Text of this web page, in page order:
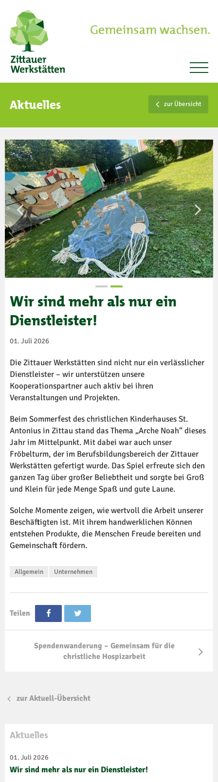
Aktuelles zur Übersicht
Wir sind mehr als nur ein
Dienstleister!
01. Juli 2026
Die Zittauer Werkstätten sind nicht nur ein verlässlicher
Dienstleister – wir unterstützen unsere
Kooperationspartner auch aktiv bei ihren
Veranstaltungen und Projekten.
Beim Sommerfest des christlichen Kinderhauses St.
Antonius in Zittau stand das Thema „Arche Noah“ dieses
Jahr im Mittelpunkt. Mit dabei war auch unser
Fröbelturm, der im Berufsbildungsbereich der Zittauer
Werkstätten gefertigt wurde. Das Spiel erfreute sich den
ganzen Tag über großer Beliebtheit und sorgte bei Groß
und Klein für jede Menge Spaß und gute Laune.
Solche Momente zeigen, wie wertvoll die Arbeit unserer
Beschäftigten ist. Mit ihrem handwerklichen Können
entstehen Produkte, die Menschen Freude bereiten und
Gemeinschaft fördern.
Allgemein Unternehmen
Teilen
Spendenwanderung – Gemeinsam für die
christliche Hospizarbeit
zur Aktuell-Übersicht
Aktuelles
01. Juli 2026
Wir sind mehr als nur ein Dienstleister!